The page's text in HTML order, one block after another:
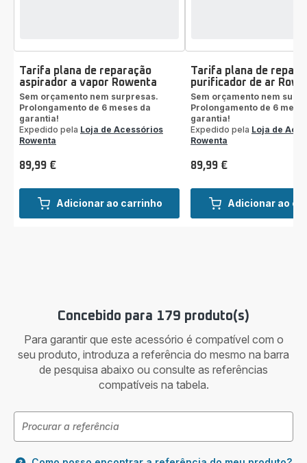
Adicionar ao carrinho
Tarifa plana de reparação
aspirador a vapor Rowenta
Sem orçamento nem surpresas.
Prolongamento de 6 meses da
garantia!
Expedido pela Loja de Acessórios
Rowenta
Preço
89,99 €
Adicionar ao
Tarifa plana de
purificador de ar
Sem orçamento nem
Prolongamento de 6
garantia!
Expedido pela Loja de
Rowenta
Preço
89,99 €
Concebido para 179 produto(s)
Para garantir que este acessório é compatível com o
seu produto, introduza a referência do mesmo na barra
de pesquisa abaixo ou consulte as referências
compatíveis na tabela.